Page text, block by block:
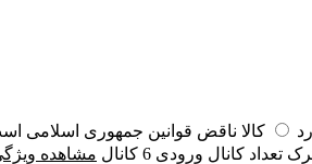
کالا ناقض قوانین جمهوری اسلامی
تعداد کانال ورودی 6 کانال مشاهده